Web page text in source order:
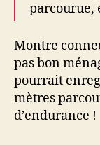
parcourue,
Montre
pas bon
pourrait
mètres
d’endurance !